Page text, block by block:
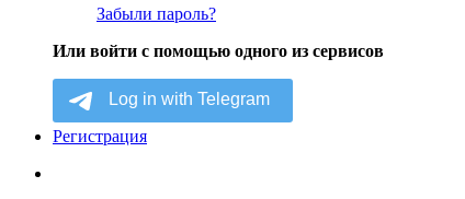
Забыли пароль?
Или войти с помощью одного из сервисов
Регистрация